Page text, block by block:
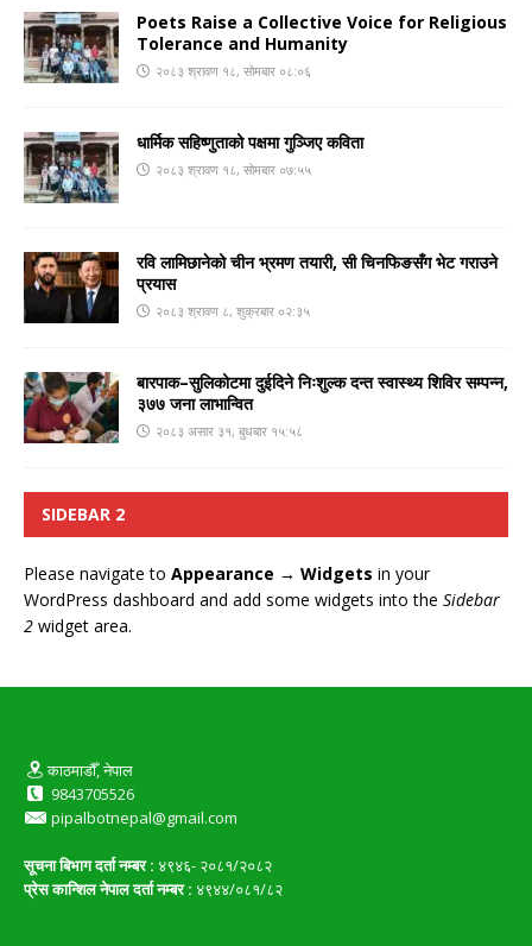
Poets Raise a Collective Voice for Religious
Tolerance and Humanity
२०८३ श्रावण १८, सोमबार ०८:०६
धार्मिक सहिष्णुताको पक्षमा गुञ्जिए कविता
२०८३ श्रावण १८, सोमबार ०७:५५
रवि लामिछानेको चीन भ्रमण तयारी, सी चिनफिङसँग भेट गराउने
प्रयास
२०८३ श्रावण ८, शुक्रबार ०२:३५
बारपाक–सुलिकोटमा दुईदिने निःशुल्क दन्त स्वास्थ्य शिविर सम्पन्न,
३७७ जना लाभान्वित
२०८३ असार ३१, बुधबार १५:५८
SIDEBAR 2
Please navigate to Appearance → Widgets in your
WordPress dashboard and add some widgets into the Sidebar
2 widget area.
काठमाडौँ, नेपाल
9843705526
pipalbotnepal@gmail.com
सूचना बिभाग दर्ता नम्बर : ४९४६- २०८१/२०८२
प्रेस कान्शिल नेपाल दर्ता नम्बर : ४९४४/०८१/८२